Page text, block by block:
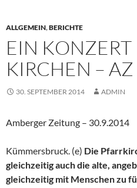
ALLGEMEIN,BERICHTE
EIN KONZERT
KIRCHEN – AZ
30. SEPTEMBER 2014 ADMIN
Amberger Zeitung – 30.9.2014
Kümmersbruck. (e) Die
gleichzeitig auch die alte,
gleichzeitig mit Menschen zu